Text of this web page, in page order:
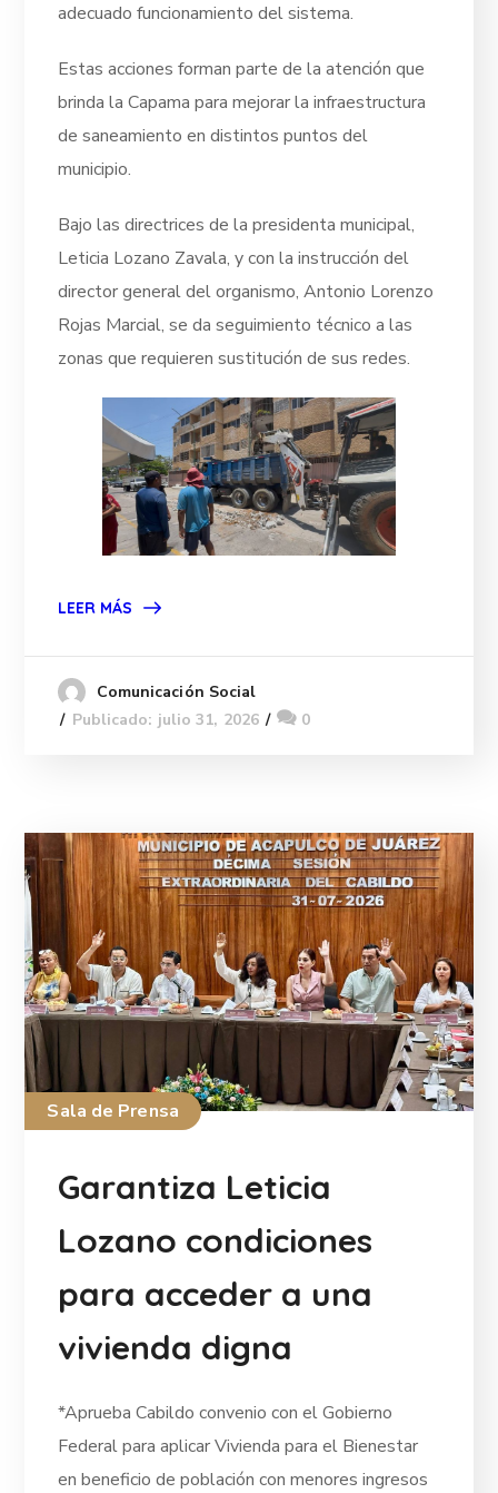
adecuado funcionamiento del sistema.
Estas acciones forman parte de la atención que
brinda la Capama para mejorar la infraestructura
de saneamiento en distintos puntos del
municipio.
Bajo las directrices de la presidenta municipal,
Leticia Lozano Zavala, y con la instrucción del
director general del organismo, Antonio Lorenzo
Rojas Marcial, se da seguimiento técnico a las
zonas que requieren sustitución de sus redes.
LEER MÁS
Comunicación Social
Publicado: julio 31, 2026
0
Sala de Prensa
Garantiza Leticia
Lozano condiciones
para acceder a una
vivienda digna
*Aprueba Cabildo convenio con el Gobierno
Federal para aplicar Vivienda para el Bienestar
en beneficio de población con menores ingresos